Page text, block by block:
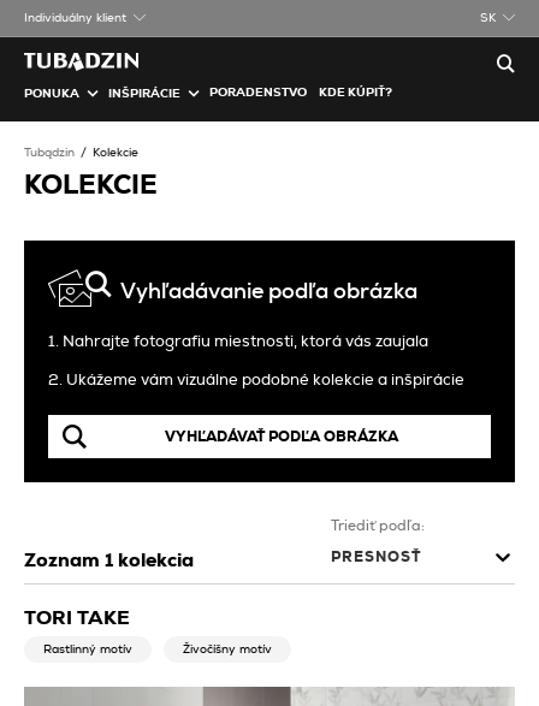
Individuálny klient SK
PONUKA INŠPIRÁCIE PORADENSTVO KDE KÚPIŤ?
Tubądzin Kolekcie
KOLEKCIE
Vyhľadávanie podľa obrázka
1. Nahrajte fotografiu miestnosti, ktorá vás zaujala
2. Ukážeme vám vizuálne podobné kolekcie a inšpirácie
VYHĽADÁVAŤ PODĽA OBRÁZKA
Zoznam 1 kolekcia
Triediť podľa:
PRESNOSŤ
TORI TAKE
Rastlinný motív Živočíšny motív